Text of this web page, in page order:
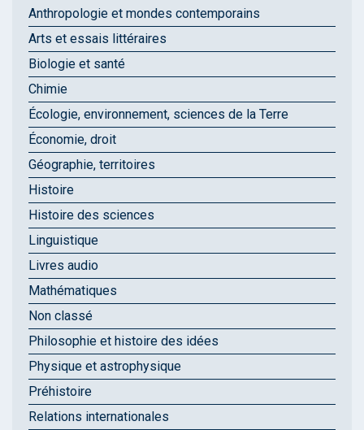
Anthropologie et mondes contemporains
Arts et essais littéraires
Biologie et santé
Chimie
Écologie, environnement, sciences de la Terre
Économie, droit
Géographie, territoires
Histoire
Histoire des sciences
Linguistique
Livres audio
Mathématiques
Non classé
Philosophie et histoire des idées
Physique et astrophysique
Préhistoire
Relations internationales